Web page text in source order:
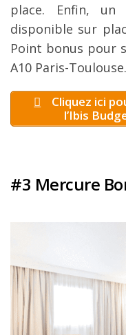
place. Enfin, un
disponible sur
Point bonus pour
A10 Paris-Toulouse.
Cliquez ici
l’Ibis
#3 Mercure